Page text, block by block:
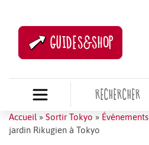
GUIDES&SHOP
Accueil » Sortir Tokyo » Événements
jardin Rikugien à Tokyo